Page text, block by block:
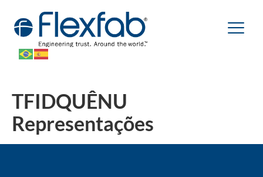
TFIDQUÊNU
Representações